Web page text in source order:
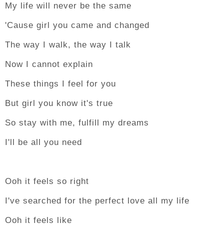
My life will never be the same
'Cause girl you came and changed
The way I walk, the way I talk
Now I cannot explain
These things I feel for you
But girl you know it's true
So stay with me, fulfill my dreams
I'll be all you need
Ooh it feels so right
I've searched for the perfect love all my life
Ooh it feels like